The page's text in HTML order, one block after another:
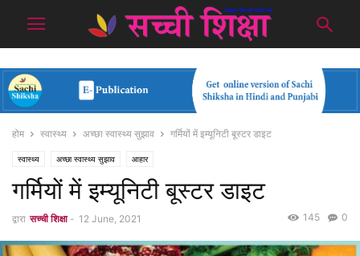
होम स्वास्थ्य अच्छा स्वास्थ्य सुझाव गर्मियों में इम्यूनिटी बूस्टर डाइट
स्वास्थ्य अच्छा स्वास्थ्य सुझाव आहार
गर्मियों में इम्यूनिटी बूस्टर डाइट
द्वारा सच्ची शिक्षा - 12 June, 2021 0
145